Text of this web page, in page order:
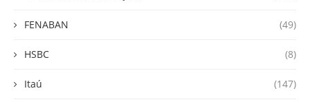
FENABAN (49)
HSBC (8)
Itaú (147)